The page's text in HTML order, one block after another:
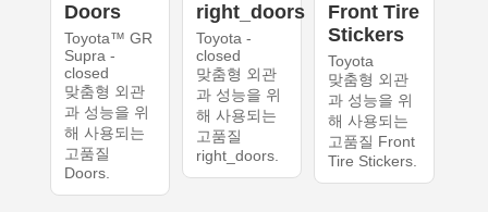
Doors
Toyota™ GR
Supra -
closed
맞춤형 외관
과 성능을 위
해 사용되는
고품질
Doors.
right_doors
Toyota -
closed
맞춤형 외관
과 성능을 위
해 사용되는
고품질
right_doors.
Front Tire
Stickers
Toyota
맞춤형 외관
과 성능을 위
해 사용되는
고품질 Front
Tire Stickers.